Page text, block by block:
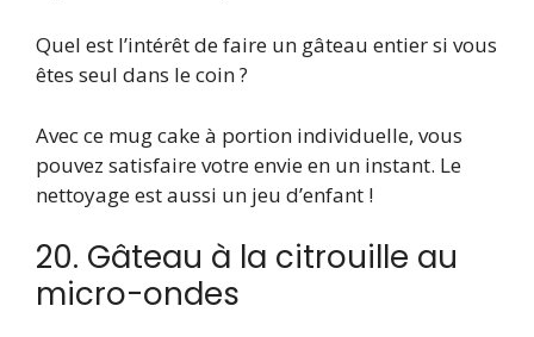
Quel est l’intérêt de faire un gâteau entier si vous
êtes seul dans le coin ?
Avec ce mug cake à portion individuelle, vous
pouvez satisfaire votre envie en un instant. Le
nettoyage est aussi un jeu d’enfant !
20. Gâteau à la citrouille au
micro-ondes